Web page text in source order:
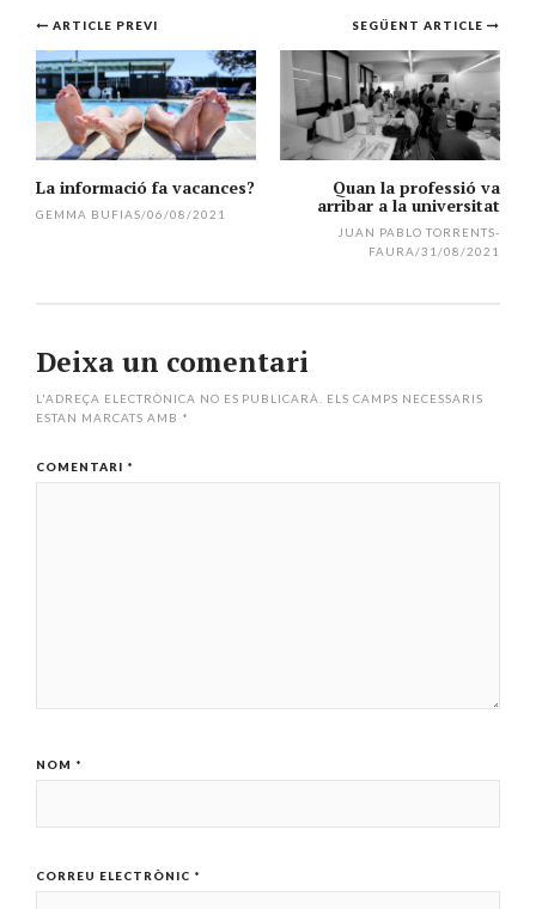
Navegació
per
l'article
SEGÜENT ARTICLE
Quan la professió va
arribar a la universitat
JUAN PABLO TORRENTS-
FAURA/31/08/2021
ARTICLE PREVI
La informació fa vacances?
GEMMA BUFIAS/06/08/2021
Deixa un comentari
L'ADREÇA ELECTRÒNICA NO ES PUBLICARÀ.
ELS CAMPS NECESSARIS
ESTAN MARCATS AMB *
COMENTARI *
NOM *
CORREU ELECTRÒNIC *